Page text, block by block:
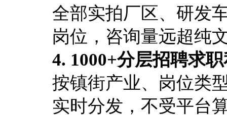
全部实拍厂区、研发
岗位，咨询量远超纯
4. 1000+分层招聘求
按镇街产业、岗位类
实时分发，不受平台